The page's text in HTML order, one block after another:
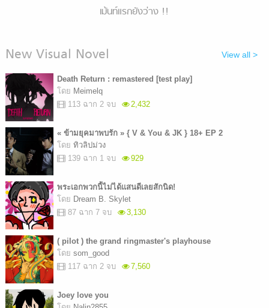
เม้นท์แรกยังว่าง !!
New Visual Novel View all >
Death Return : remastered [test play]
โดย Meimelq
113 ฉาก 2 จบ
2,432
« ข้ามยุคมาพบรัก » { V & You & JK } 18+ EP 2
โดย ทิวลิปม่วง
139 ฉาก 1 จบ
929
พระเอกพวกนี้ไม่ได้แสนดีเลยสักนิด!
โดย Dream B. Skylet
87 ฉาก 7 จบ
3,130
( pilot ) the grand ringmaster's playhouse
โดย som_good
117 ฉาก 2 จบ
7,560
Joey love you